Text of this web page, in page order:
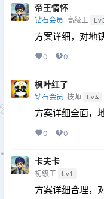
帝王情怀
钻石会员 高级工
方案详细，对地
0 0
枫叶红了
钻石会员 技师 Lv4
方案详细全面，
0 0
卡夫卡
初级工 Lv1
方案详细合理，